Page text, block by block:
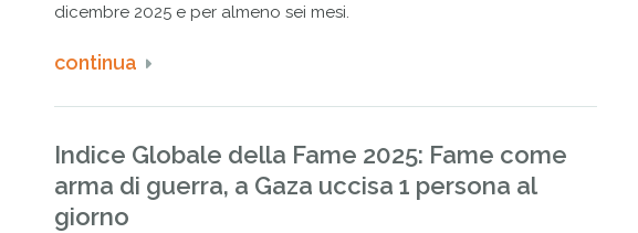
dicembre 2025 e per almeno sei mesi.
continua
Indice Globale della Fame 2025: Fame come
arma di guerra, a Gaza uccisa 1 persona al
giorno